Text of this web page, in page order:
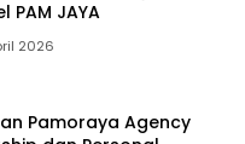
PAM JAYA
2026
Pamoraya Agency